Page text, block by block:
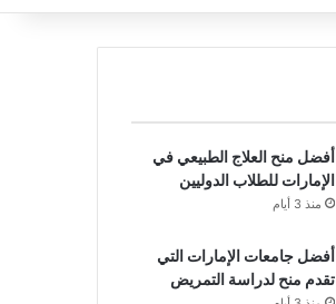
أفضل منح العلاج الطبيعي في
الإمارات للطلاب الدوليين
منذ 3 أيام
أفضل جامعات الإمارات التي
تقدم منح لدراسة التمريض